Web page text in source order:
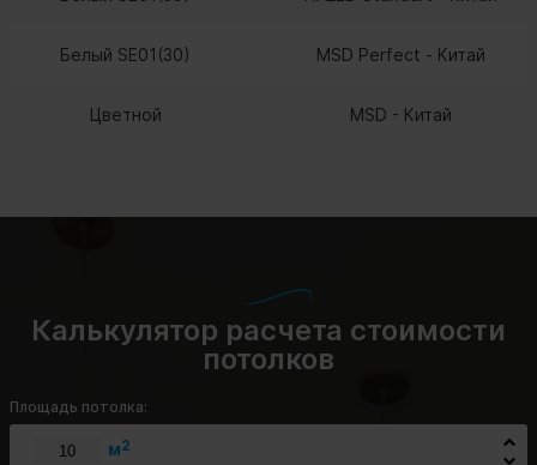
Белый SE01(30) MSD Perfect - Китай
Цветной MSD - Китай
Калькулятор расчета стоимости
потолков
Площадь потолка:
м2